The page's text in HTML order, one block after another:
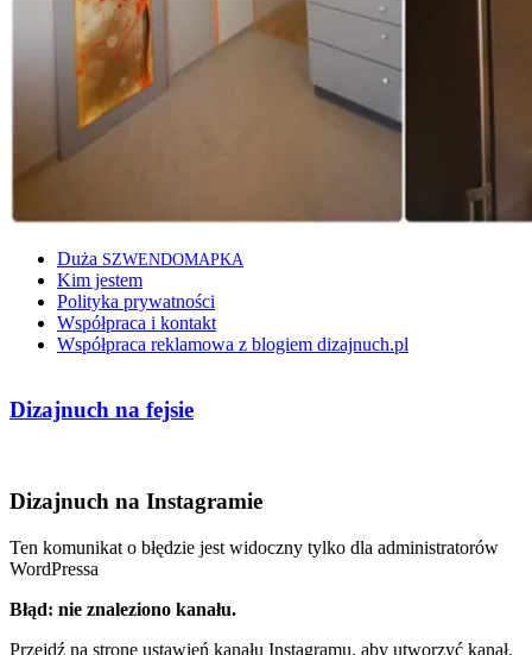
Duża SZWENDOMAPKA
Kim jestem
Polityka prywatności
Współpraca i kontakt
Współpraca reklamowa z blogiem dizajnuch.pl
Dizajnuch na fejsie
Dizajnuch na Instagramie
Ten komunikat o błędzie jest widoczny tylko dla administratorów
WordPressa
Błąd: nie znaleziono kanału.
Przejdź na stronę ustawień kanału Instagramu, aby utworzyć kanał.